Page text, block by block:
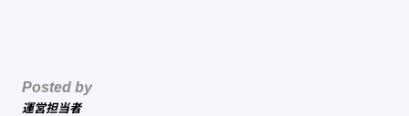
Posted by
運営担当者